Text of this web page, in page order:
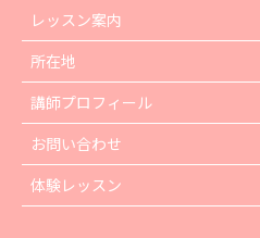
レッスン案内
所在地
講師プロフィール
お問い合わせ
体験レッスン